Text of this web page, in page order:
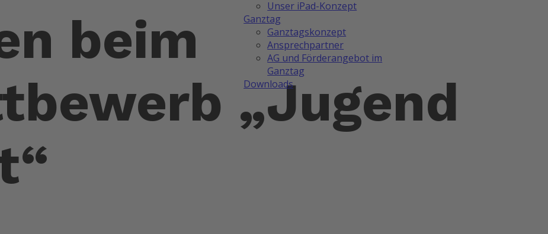
Unser iPad-Konzept
Ganztag
Ganztagskonzept
Ansprechpartner
AG und Förderangebot im
Ganztag
Downloads
beim
„Jugend